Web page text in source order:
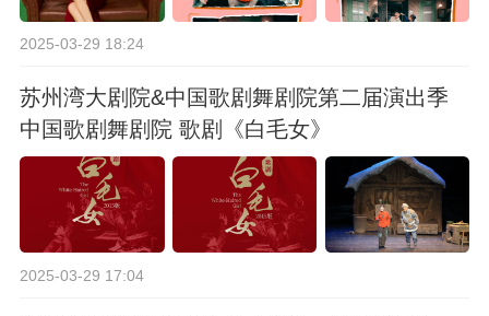
2025-03-29 18:24
苏州湾大剧院&中国歌剧舞剧院第二届演出季
中国歌剧舞剧院 歌剧《白毛女》
2025-03-29 17:04